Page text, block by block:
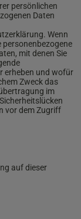
persönlichen
Daten
Wenn
personenbezogene
mit denen Sie
erheben und wofür
Zweck das
im
vor dem Zugriff
auf dieser